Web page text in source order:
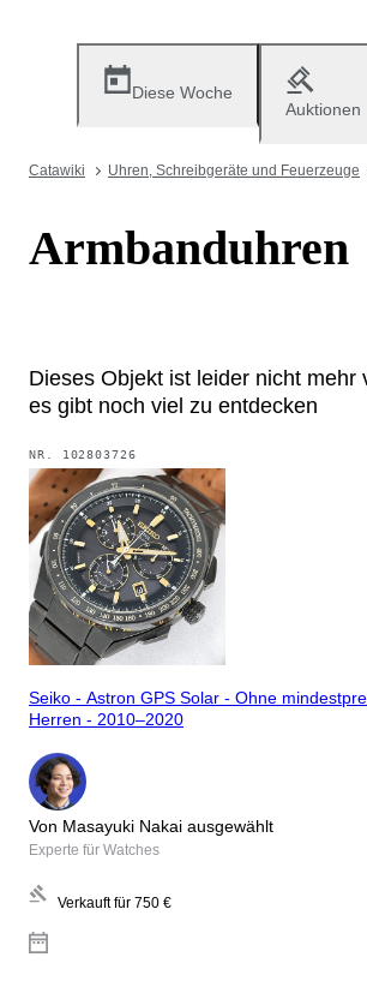
Diese Woche
Auktionen
Catawiki Uhren, Schreibgeräte und Feuerzeuge
Armbanduhren
Dieses Objekt ist leider nicht mehr
es gibt noch viel zu entdecken
NR. 102803726
Seiko - Astron GPS Solar - Ohne
Herren - 2010–2020
Von Masayuki Nakai ausgewählt
Experte für Watches
Verkauft für 750 €